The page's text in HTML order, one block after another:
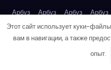
Арбуз
Арбуз Арбуз Арбуз
Арбуз
Артур Конан Дойл
Этот сайт использует куки-
вам в навигации, а также
опыт.